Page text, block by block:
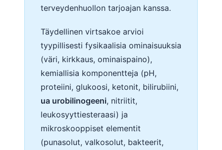
terveydenhuollon tarjoajan kanssa.
Täydellinen virtsakoe arvioi
tyypillisesti fysikaalisia ominaisuuksia
(väri, kirkkaus, ominaispaino),
kemiallisia komponentteja (pH,
proteiini, glukoosi, ketonit, bilirubiini,
ua urobilinogeeni, nitriitit,
leukosyyttiesteraasi) ja
mikroskooppiset elementit
(punasolut, valkosolut, bakteerit,